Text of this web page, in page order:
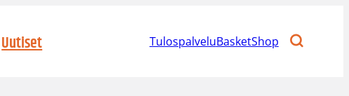
Uutiset TulospalveluBasketShop